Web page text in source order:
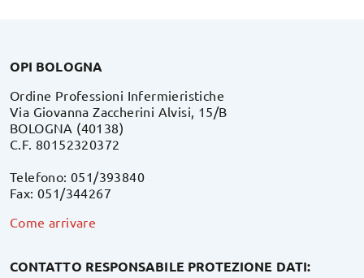
OPI BOLOGNA
Ordine Professioni Infermieristiche
Via Giovanna Zaccherini Alvisi, 15/B
BOLOGNA (40138)
C.F. 80152320372
Telefono: 051/393840
Fax: 051/344267
Come arrivare
CONTATTO RESPONSABILE PROTEZIONE DATI: